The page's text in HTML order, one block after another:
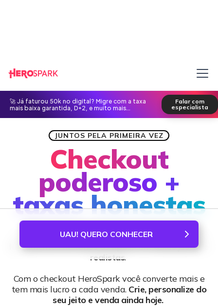
🚀 Já faturou 50k no digital? Migre com a taxa
mais baixa garantida, D+2, e muito mais...
Falar com
especialista
JUNTOS PELA PRIMEIRA VEZ
Checkout
poderoso +
taxas honestas
checkout robusto, que dá conta dos
grandes
lançamentos de todos os tipos, comtaxas justas e
realistas.
Com o checkout HeroSpark você converte mais e
tem mais lucro a cada venda. Crie, personalize do
seu jeito e venda ainda hoje.
UAU! QUERO CONHECER